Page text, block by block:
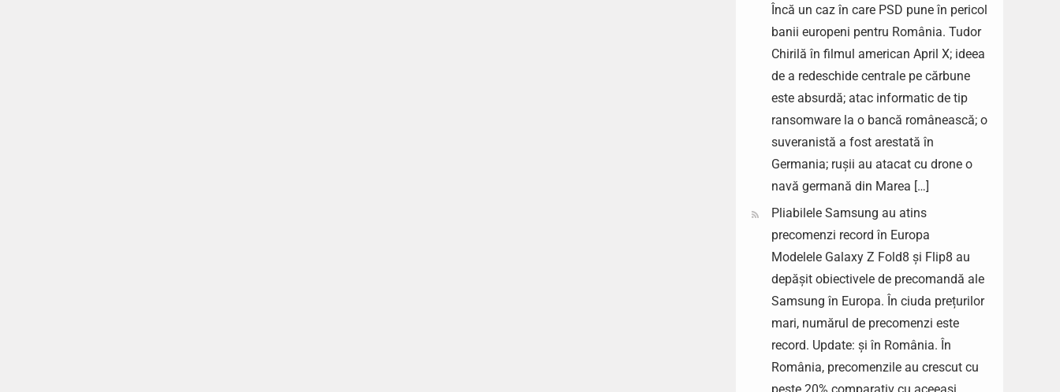
Încă un caz în care PSD pune în pericol
banii europeni pentru România. Tudor
Chirilă în filmul american April X; ideea
de a redeschide centrale pe cărbune
este absurdă; atac informatic de tip
ransomware la o bancă românească; o
suveranistă a fost arestată în
Germania; rușii au atacat cu drone o
navă germană din Marea […]
Pliabilele Samsung au atins
precomenzi record în Europa
Modelele Galaxy Z Fold8 și Flip8 au
depășit obiectivele de precomandă ale
Samsung în Europa. În ciuda prețurilor
mari, numărul de precomenzi este
record. Update: și în România. În
România, precomenzile au crescut cu